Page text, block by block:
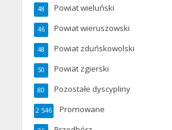
Powiat wieluński
48
Powiat wieruszowski
46
Powiat zduńskowolski
48
Powiat zgierski
50
Pozostałe dyscypliny
80
Promowane
2 546